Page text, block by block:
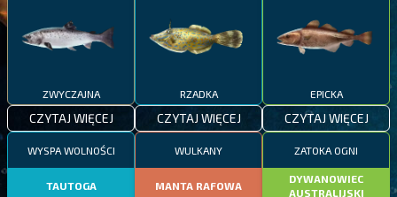
ZWYCZAJNA
CZYTAJ WIĘCEJ
RZADKA
CZYTAJ WIĘCEJ
EPICKA
CZYTAJ WIĘCEJ
WYSPA WOLNOŚCI
TAUTOGA
WULKANY
MANTA RAFOWA
ZATOKA OGNI
DYWANOWIEC
AUSTRALIJSKI